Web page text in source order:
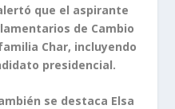
que el aspirante
de Cambio
Char, incluyendo
presidencial.
se destaca Elsa